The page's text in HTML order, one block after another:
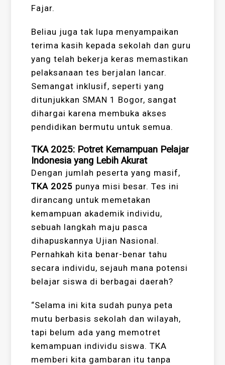
Fajar.
Beliau juga tak lupa menyampaikan
terima kasih kepada sekolah dan guru
yang telah bekerja keras memastikan
pelaksanaan tes berjalan lancar.
Semangat inklusif, seperti yang
ditunjukkan SMAN 1 Bogor, sangat
dihargai karena membuka akses
pendidikan bermutu untuk semua.
TKA 2025: Potret Kemampuan Pelajar
Indonesia yang Lebih Akurat
Dengan jumlah peserta yang masif,
TKA 2025 punya misi besar. Tes ini
dirancang untuk memetakan
kemampuan akademik individu,
sebuah langkah maju pasca
dihapuskannya Ujian Nasional.
Pernahkah kita benar-benar tahu
secara individu, sejauh mana potensi
belajar siswa di berbagai daerah?
“Selama ini kita sudah punya peta
mutu berbasis sekolah dan wilayah,
tapi belum ada yang memotret
kemampuan individu siswa. TKA
memberi kita gambaran itu tanpa